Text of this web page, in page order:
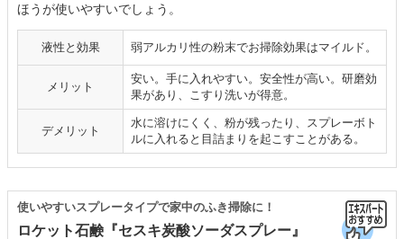
ほうが使いやすいでしょう。
液性と効果 弱アルカリ性の粉末でお掃除効果はマイルド。
メリット
安い。手に入れやすい。安全性が高い。研磨効
果があり、こすり洗いが得意。
デメリット
水に溶けにくく、粉が残ったり、スプレーボト
ルに入れると目詰まりを起こすことがある。
ロケット石鹸『セスキ炭酸ソーダスプレー』
使いやすいスプレータイプで家中のふき掃除に！